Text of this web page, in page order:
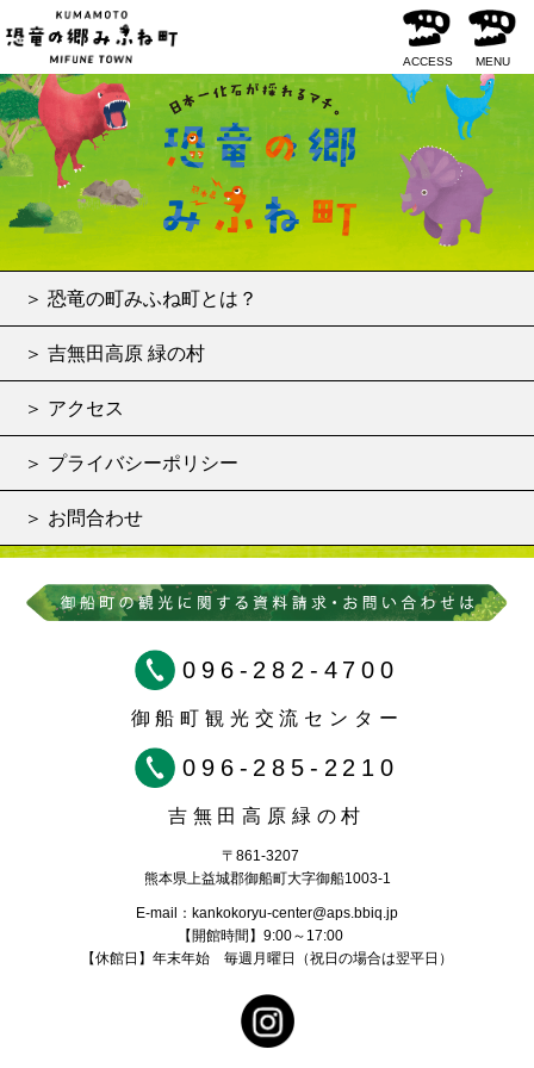
ACCESS MENU
予約受付期間外です。
＞ 恐竜の町みふね町とは？
＞ 吉無田高原 緑の村
＞ アクセス
＞ プライバシーポリシー
＞ お問合わせ
096-282-4700
御船町観光交流センター
096-285-2210
吉無田高原緑の村
〒861-3207
熊本県上益城郡御船町大字御船1003-1
E-mail：kankokoryu-center@aps.bbiq.jp
【開館時間】9:00～17:00
【休館日】年末年始 毎週月曜日（祝日の場合は翌平日）